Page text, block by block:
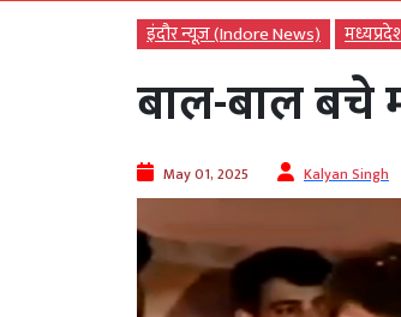
इंदौर न्यूज़ (Indore News)
बाल-बाल बचे
May 01, 2025 Kalyan Singh